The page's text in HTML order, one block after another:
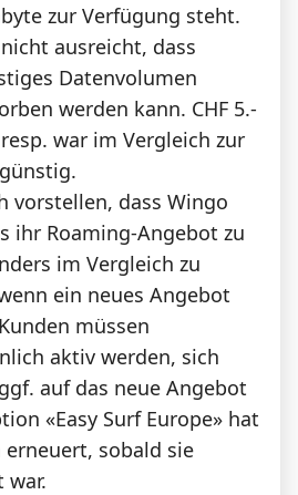
zur Verfügung steht.
ausreicht, dass
Datenvolumen
werden kann. CHF 5.-
war im Vergleich zur
vorstellen, dass Wingo
ihr Roaming-Angebot zu
im Vergleich zu
ein neues Angebot
müssen
aktiv werden, sich
auf das neue Angebot
«Easy Surf Europe» hat
sobald sie